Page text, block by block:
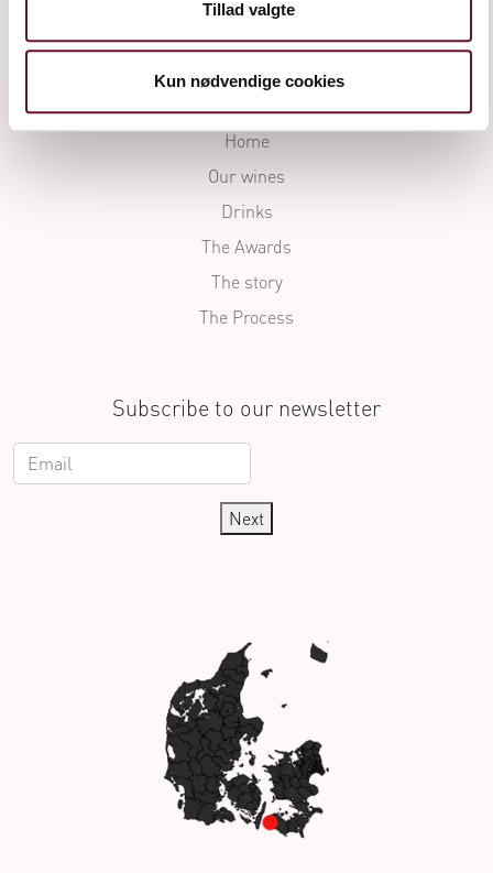
Tillad valgte
Kun nødvendige cookies
CVR-nr / VAT no.: 33 05 90 94
Home
Our wines
Drinks
The Awards
The story
The Process
Subscribe to our newsletter
Next